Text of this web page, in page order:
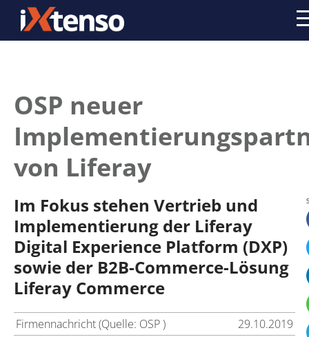
OSP neuer
von Liferay
Im Fokus stehen Vertrieb und
Implementierung der Liferay
Digital Experience Platform (DXP)
sowie der B2B-Commerce-Lösung
Liferay Commerce
Firmennachricht (Quelle: OSP ) 29.10.2019